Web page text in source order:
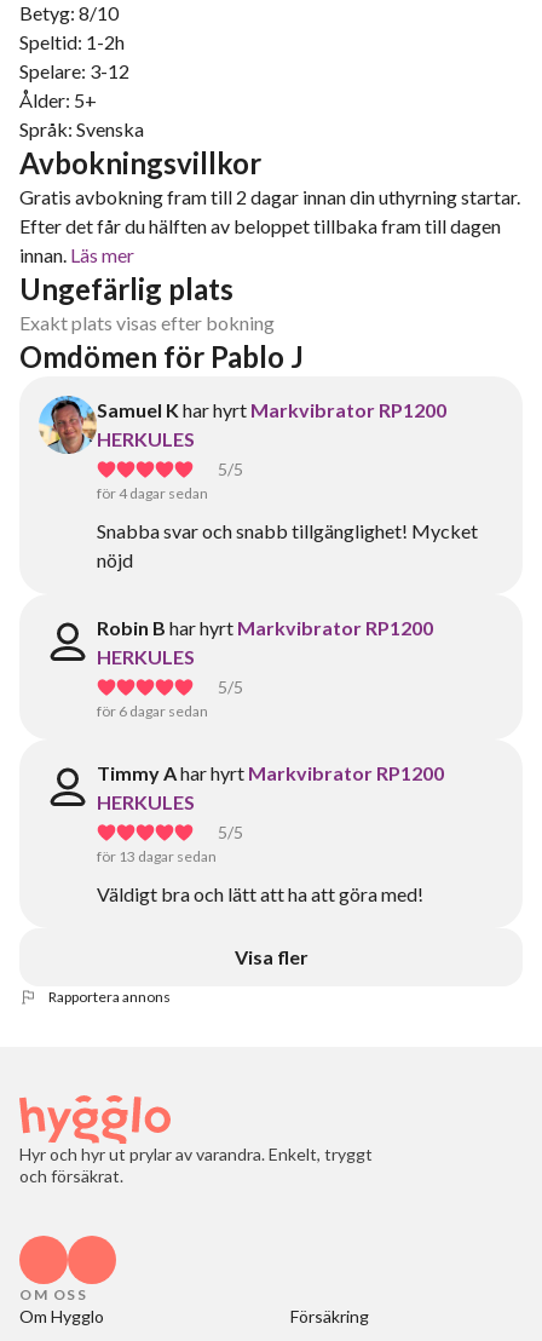
Betyg: 8/10
Speltid: 1-2h
Spelare: 3-12
Ålder: 5+
Språk: Svenska
Avbokningsvillkor
Gratis avbokning fram till 2 dagar innan din uthyrning startar.
Efter det får du hälften av beloppet tillbaka fram till dagen
innan. Läs mer
Ungefärlig plats
Exakt plats visas efter bokning
Omdömen för Pablo J
Samuel K har hyrt Markvibrator RP1200
HERKULES
5/5
för 4 dagar sedan
Snabba svar och snabb tillgänglighet! Mycket
nöjd
Robin B har hyrt Markvibrator RP1200
HERKULES
5/5
för 6 dagar sedan
Timmy Ahar hyrt Markvibrator RP1200
HERKULES
5/5
för 13 dagar sedan
Väldigt bra och lätt att ha att göra med!
Visa fler
Rapportera annons
Hyr och hyr ut prylar av varandra. Enkelt, tryggt
och försäkrat.
OM OSS
Om Hygglo Försäkring